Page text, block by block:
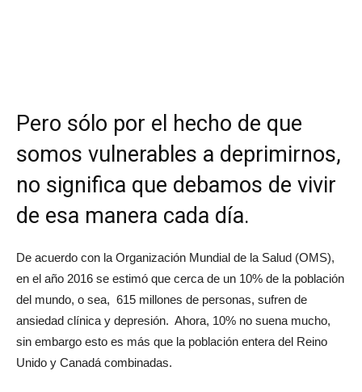
Pero sólo por el hecho de que
somos vulnerables a deprimirnos,
no significa que debamos de vivir
de esa manera cada día.
De acuerdo con la Organización Mundial de la Salud (OMS),
en el año 2016 se estimó que cerca de un 10% de la población
del mundo, o sea, 615 millones de personas, sufren de
ansiedad clínica y depresión. Ahora, 10% no suena mucho,
sin embargo esto es más que la población entera del Reino
Unido y Canadá combinadas.